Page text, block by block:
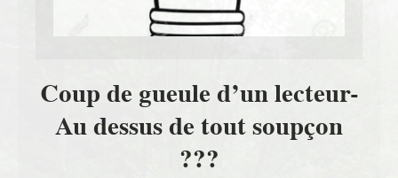
Coup de gueule d’un lecteur-
Au dessus de tout soupçon
???